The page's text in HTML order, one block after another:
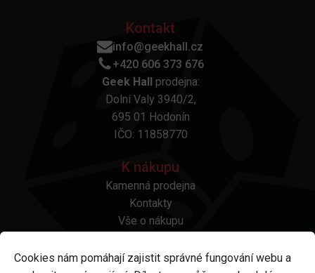
Kontakt
info@geekhall.cz
+420 606 373 676
Geek Hall prodejna:
Dolní Valy 3940/2,
695 01 Hodonín
IČO: 11858770
K nákupu
Kamenná prodejna
Kontakty
Vše o nákupu
Platba a doprava
Cookies nám pomáhají zajistit správné fungování webu a